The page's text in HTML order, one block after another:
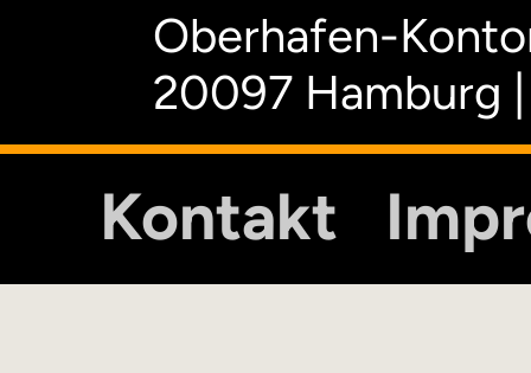
Oberhafen-
20097 Hamburg
Kontakt